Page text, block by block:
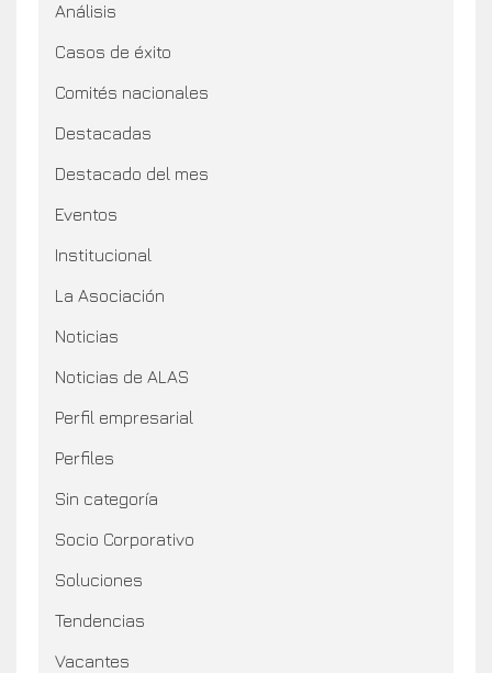
Análisis
Casos de éxito
Comités nacionales
Destacadas
Destacado del mes
Eventos
Institucional
La Asociación
Noticias
Noticias de ALAS
Perfil empresarial
Perfiles
Sin categoría
Socio Corporativo
Soluciones
Tendencias
Vacantes